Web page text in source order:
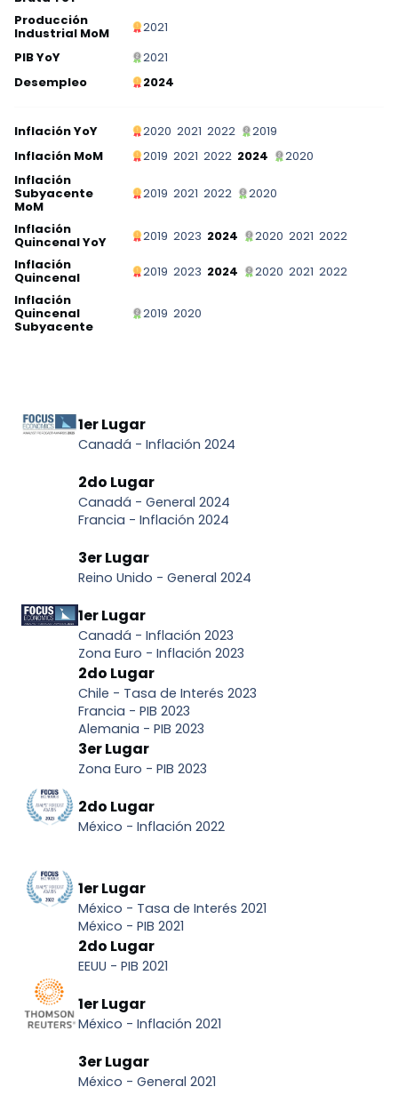
Producción
Industrial MoM
2021
PIB YoY
2021
Desempleo
2024
Inflación YoY 2020 2021 2022
2019
Inflación MoM
2019 2021 2022 2024
2020
Inflación
Subyacente
MoM
2019 2021 2022 2020
Inflación
Quincenal YoY 2019 2023 2024 2020 2021 2022
Inflación
Quincenal 2019 2023 2024 2020 2021 2022
Inflación
Quincenal
Subyacente
2019 2020
1er Lugar
Canadá - Inflación 2024
2do Lugar
Canadá - General 2024
Francia - Inflación 2024
3er Lugar
Reino Unido - General 2024
1er Lugar
Canadá - Inflación 2023
Zona Euro - Inflación 2023
2do Lugar
Chile - Tasa de Interés 2023
Francia - PIB 2023
Alemania - PIB 2023
3er Lugar
Zona Euro - PIB 2023
2do Lugar
México - Inflación 2022
1er Lugar
México - Tasa de Interés 2021
México - PIB 2021
2do Lugar
EEUU - PIB 2021
1er Lugar
México - Inflación 2021
3er Lugar
México - General 2021